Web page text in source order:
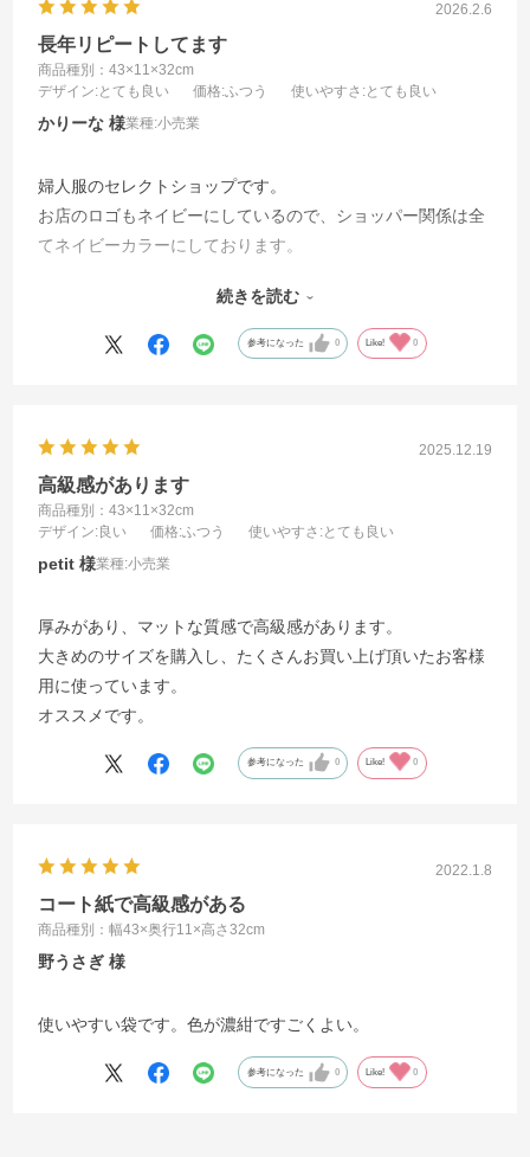
2026.2.6
長年リピートしてます
商品種別：43×11×32cm
デザイン:とても良い 価格:ふつう 使いやすさ :とても良い
かりーな 業種:小売業
婦人服のセレクトショップです。
お店のロゴもネイビーにしているので、ショッパー関係は全
てネイビーカラーにしております。
違いで数種類をオープンからずっとリピートで使っておりま
す。お客様からも好評です。
続きを読む
参考になった 0 Like! 0
2025.12.19
高級感があります
商品種別：43×11×32cm
デザイン:良い 価格:ふつう 使いやすさ :とても良い
petit 業種:小売業
厚みがあり、マットな質感で高級感があります。
大きめのサイズを購入し、たくさんお買い上げ頂いたお客様
用に使っています。
オススメです。
参考になった 0 Like! 0
2022.1.8
コート紙で高級感がある
商品種別：幅43×奥行11×高さ32cm
野うさぎ
使いやすい袋です。色が濃紺ですごくよい。
参考になった 0 Like! 0